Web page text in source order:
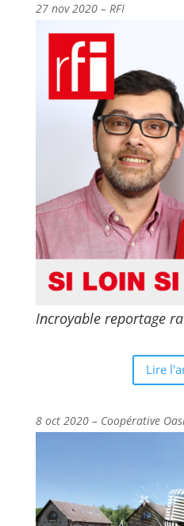
27 nov 2020 – RFI
Incroyable reportage
Lire
8 oct 2020 – Coopérative